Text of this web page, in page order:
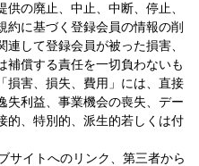
の廃止、中止、中断、停止、
約に基づく登録会員の情報の削
して登録会員が被った損害、
補償する責任を一切負わないも
損害、損失、費用」には、直接
失利益、事業機会の喪失、デー
的、特別的、派生的若しくは付
サイトへのリンク、第三者から